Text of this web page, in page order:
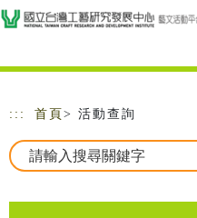
跳到主要內容
網站導覽
::: 首頁 > 活動查詢